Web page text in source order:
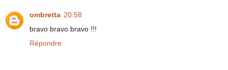
ombretta 20:58
bravo bravo bravo !!!
Répondre